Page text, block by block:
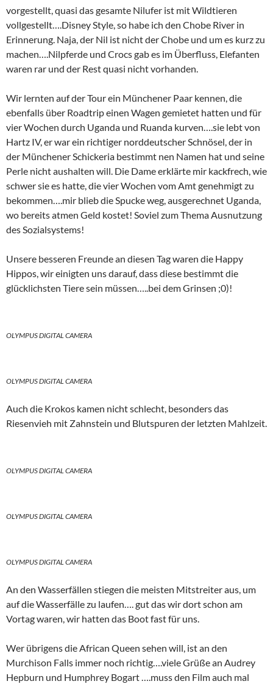
vorgestellt, quasi das gesamte Nilufer ist mit Wildtieren
vollgestellt….Disney Style, so habe ich den Chobe River in
Erinnerung. Naja, der Nil ist nicht der Chobe und um es kurz zu
machen….Nilpferde und Crocs gab es im Überfluss, Elefanten
waren rar und der Rest quasi nicht vorhanden.
Wir lernten auf der Tour ein Münchener Paar kennen, die
ebenfalls über Roadtrip einen Wagen gemietet hatten und für
vier Wochen durch Uganda und Ruanda kurven….sie lebt von
Hartz IV, er war ein richtiger norddeutscher Schnösel, der in
der Münchener Schickeria bestimmt nen Namen hat und seine
Perle nicht aushalten will. Die Dame erklärte mir kackfrech, wie
schwer sie es hatte, die vier Wochen vom Amt genehmigt zu
bekommen….mir blieb die Spucke weg, ausgerechnet Uganda,
wo bereits atmen Geld kostet! Soviel zum Thema Ausnutzung
des Sozialsystems!
Unsere besseren Freunde an diesen Tag waren die Happy
Hippos, wir einigten uns darauf, dass diese bestimmt die
glücklichsten Tiere sein müssen…..bei dem Grinsen ;0)!
OLYMPUS DIGITAL CAMERA
OLYMPUS DIGITAL CAMERA
Auch die Krokos kamen nicht schlecht, besonders das
Riesenvieh mit Zahnstein und Blutspuren der letzten Mahlzeit.
OLYMPUS DIGITAL CAMERA
OLYMPUS DIGITAL CAMERA
OLYMPUS DIGITAL CAMERA
An den Wasserfällen stiegen die meisten Mitstreiter aus, um
auf die Wasserfälle zu laufen…. gut das wir dort schon am
Vortag waren, wir hatten das Boot fast für uns.
Wer übrigens die African Queen sehen will, ist an den
Murchison Falls immer noch richtig….viele Grüße an Audrey
Hepburn und Humphrey Bogart ….muss den Film auch mal